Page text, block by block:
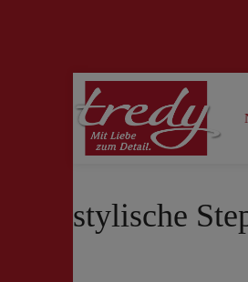
Zur Suche springen Zur
stylische